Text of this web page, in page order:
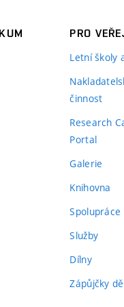
PRO
Letní školy
činnost
Research
Portal
Galerie
Knihovna
Spolupráce
Služby
Dílny
Zápůjčky